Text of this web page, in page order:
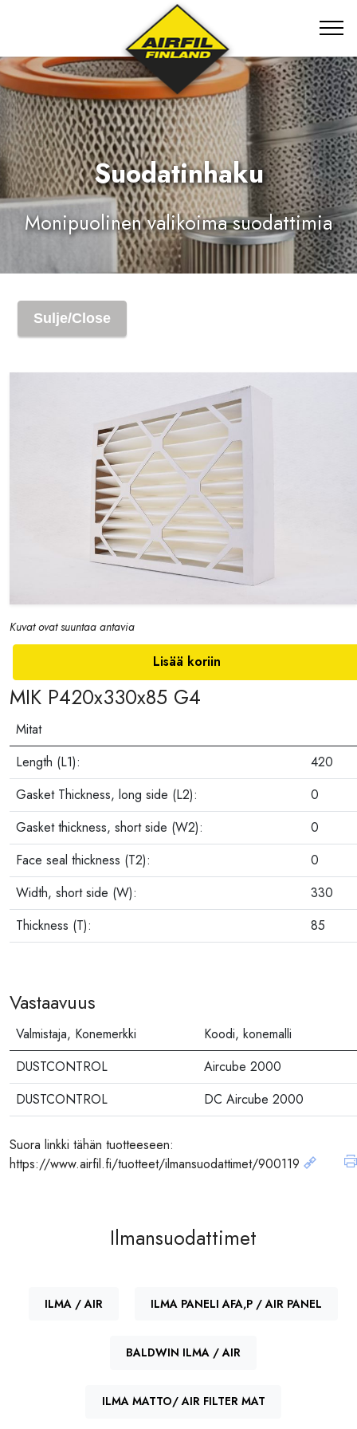
Suodatinhaku
Monipuolinen valikoima suodattimia
Sulje/Close
Kuvat ovat suuntaa antavia
Lisää koriin
MIK P420x330x85 G4
Mitat
Length (L1):
420
Gasket Thickness, long side (L2):
0
Gasket thickness, short side (W2):
0
Face seal thickness (T2):
0
Width, short side (W):
330
Thickness (T):
85
Vastaavuus
Valmistaja, Konemerkki
Koodi, konemalli
DUSTCONTROL
Aircube 2000
DUSTCONTROL
DC Aircube 2000
Suora linkki tähän tuotteeseen:
https://www.airfil.fi/tuotteet/ilmansuodattimet/900119
Ilmansuodattimet
ILMA / AIR ILMA PANELI AFA,P / AIR PANEL
BALDWIN ILMA / AIR
ILMA MATTO/ AIR FILTER MAT